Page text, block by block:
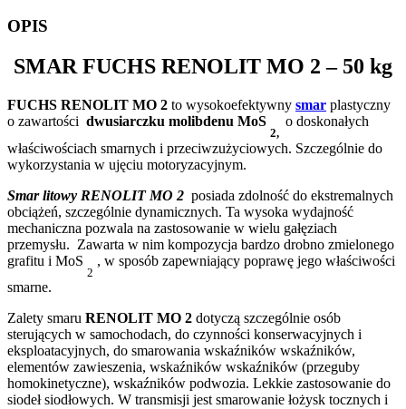
OPIS
SMAR FUCHS RENOLIT MO 2 – 50 kg
FUCHS RENOLIT MO 2 to wysokoefektywny smar plastyczny
o zawartości dwusiarczku molibdenu MoS
2,
o doskonałych
właściwościach smarnych i przeciwzużyciowych. Szczególnie do
wykorzystania w ujęciu motoryzacyjnym.
Smar litowy RENOLIT MO 2 posiada zdolność do ekstremalnych
obciążeń, szczególnie dynamicznych. Ta wysoka wydajność
mechaniczna pozwala na zastosowanie w wielu gałęziach
przemysłu. Zawarta w nim kompozycja bardzo drobno zmielonego
grafitu i MoS
2
, w sposób zapewniający poprawę jego właściwości
smarne.
Zalety smaru RENOLIT MO 2 dotyczą szczególnie osób
sterujących w samochodach, do czynności konserwacyjnych i
eksploatacyjnych, do smarowania wskaźników wskaźników,
elementów zawieszenia, wskaźników wskaźników (przeguby
homokinetyczne), wskaźników podwozia. Lekkie zastosowanie do
siodeł siodłowych. W transmisji jest smarowanie łożysk tocznych i